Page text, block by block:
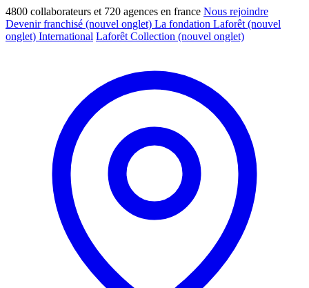
4800 collaborateurs et 720 agences en france Nous rejoindre
Devenir franchisé (nouvel onglet) La fondation Laforêt (nouvel
onglet) International Laforêt Collection (nouvel onglet)